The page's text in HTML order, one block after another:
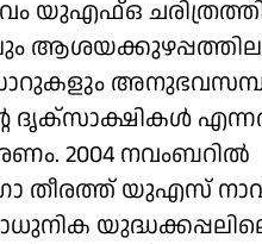
യുഎഫ്ഒ
ദൃക്സാക്ഷികള്‍
2004 നവംബറില്‍
തീരത്ത് യുഎസ്